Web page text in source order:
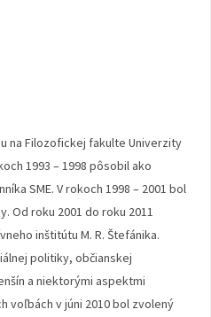
na Filozofickej fakulte Univerzity
1993 – 1998 pôsobil ako
SME. V rokoch 1998 – 2001 bol
Od roku 2001 do roku 2011
inštitútu M. R. Štefánika.
politiky, občianskej
a niektorými aspektmi
voľbách v júni 2010 bol zvolený